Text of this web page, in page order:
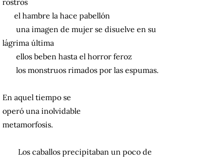
rostros
el hambre la hace pabellón
una imagen de mujer se disuelve en su
lágrima última
ellos beben hasta el horror feroz
los monstruos rimados por las espumas.
En aquel tiempo se
operó una inolvidable
metamorfosis.
Los caballos precipitaban un poco de